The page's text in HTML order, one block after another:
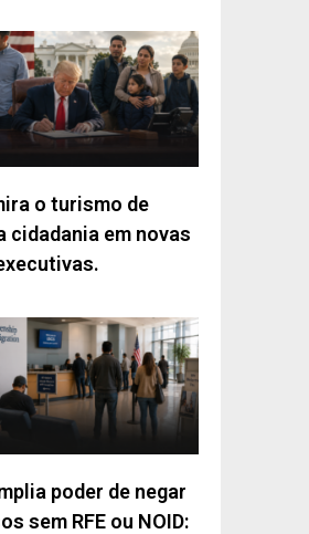
o turismo de
cidadania em novas
poder de negar
sem RFE ou NOID: